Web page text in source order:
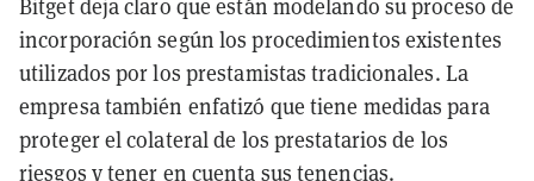
Bitget deja claro que están modelando su proceso de
incorporación según los procedimientos existentes
utilizados por los prestamistas tradicionales. La
empresa también enfatizó que tiene medidas para
proteger el colateral de los prestatarios de los
riesgos y tener en cuenta sus tenencias.